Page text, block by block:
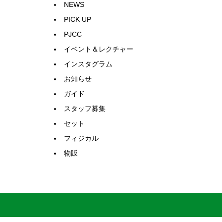
NEWS
PICK UP
PJCC
イベント＆レクチャー
インスタグラム
お知らせ
ガイド
スタッフ募集
セット
フィジカル
物販